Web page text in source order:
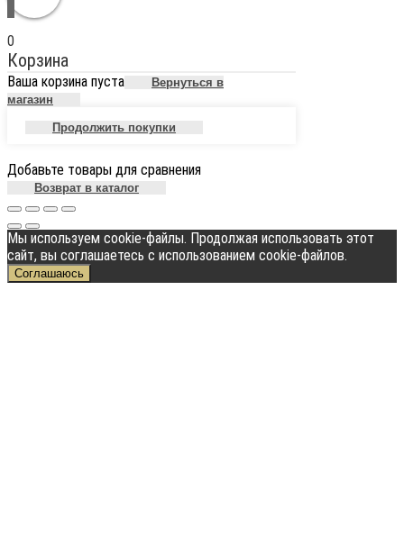
0
Корзина
Ваша корзина пуста
Вернуться в
магазин
Продолжить покупки
Добавьте товары для сравнения
Возврат в каталог
Мы используем cookie-файлы. Продолжая использовать этот
сайт, вы соглашаетесь с использованием cookie-файлов.
Соглашаюсь